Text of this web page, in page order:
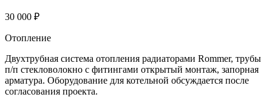
30 000 ₽
Отопление
Двухтрубная система отопления радиаторами Rommer, трубы
п/п стекловолокно с фитингами открытый монтаж, запорная
арматура. Оборудование для котельной обсуждается после
согласования проекта.